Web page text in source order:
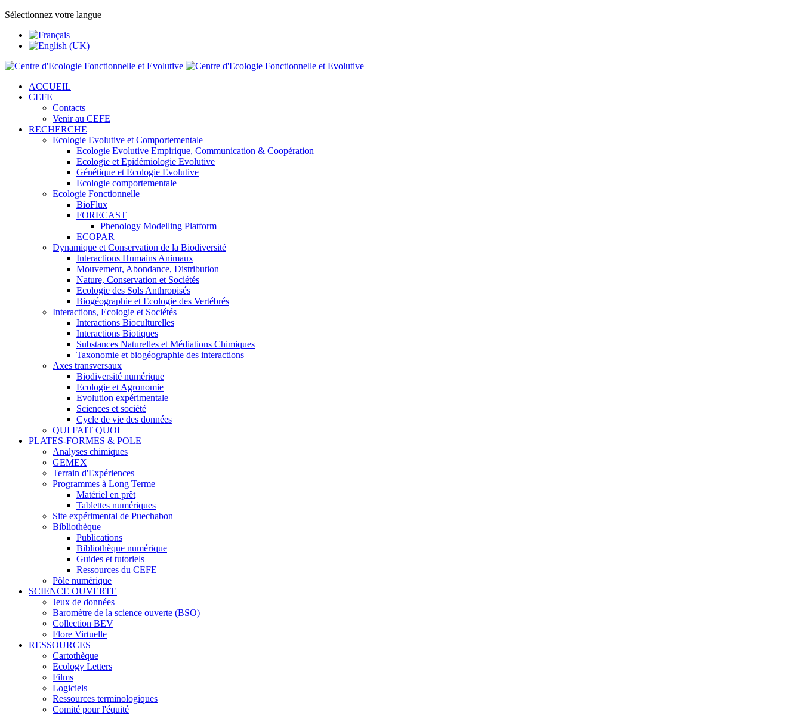
Sélectionnez votre langue
ACCUEIL
CEFE
Contacts
Venir au CEFE
RECHERCHE
Ecologie Evolutive et Comportementale
Ecologie Evolutive Empirique, Communication & Coopération
Ecologie et Epidémiologie Evolutive
Génétique et Ecologie Evolutive
Ecologie comportementale
Ecologie Fonctionnelle
BioFlux
FORECAST
Phenology Modelling Platform
ECOPAR
Dynamique et Conservation de la Biodiversité
Interactions Humains Animaux
Mouvement, Abondance, Distribution
Nature, Conservation et Sociétés
Ecologie des Sols Anthropisés
Biogéographie et Ecologie des Vertébrés
Interactions, Ecologie et Sociétés
Interactions Bioculturelles
Interactions Biotiques
Substances Naturelles et Médiations Chimiques
Taxonomie et biogéographie des interactions
Axes transversaux
Biodiversité numérique
Ecologie et Agronomie
Evolution expérimentale
Sciences et société
Cycle de vie des données
QUI FAIT QUOI
PLATES-FORMES & POLE
Analyses chimiques
GEMEX
Terrain d'Expériences
Programmes à Long Terme
Matériel en prêt
Tablettes numériques
Site expérimental de Puechabon
Bibliothèque
Publications
Bibliothèque numérique
Guides et tutoriels
Ressources du CEFE
Pôle numérique
SCIENCE OUVERTE
Jeux de données
Baromètre de la science ouverte (BSO)
Collection BEV
Flore Virtuelle
RESSOURCES
Cartothèque
Ecology Letters
Films
Logiciels
Ressources terminologiques
Comité pour l'équité